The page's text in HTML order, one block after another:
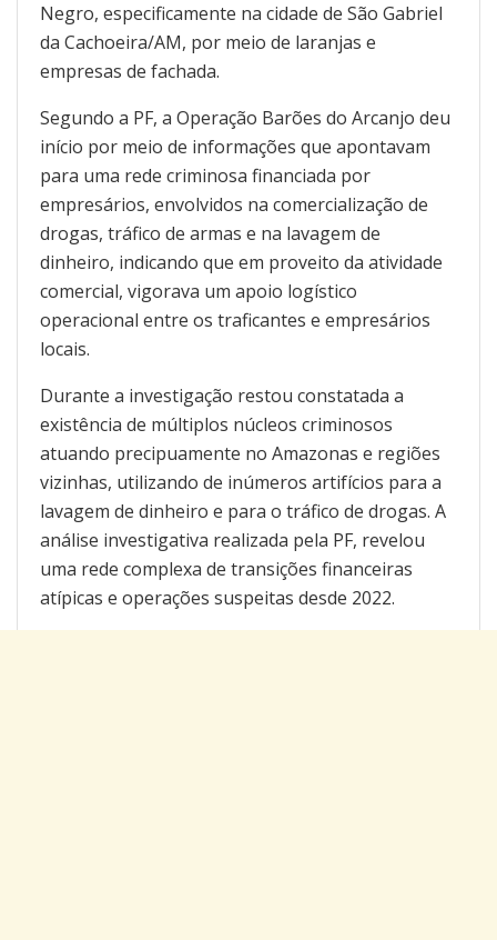
Negro, especificamente na cidade de São Gabriel
da Cachoeira/AM, por meio de laranjas e
empresas de fachada.
Segundo a PF, a Operação Barões do Arcanjo deu
início por meio de informações que apontavam
para uma rede criminosa financiada por
empresários, envolvidos na comercialização de
drogas, tráfico de armas e na lavagem de
dinheiro, indicando que em proveito da atividade
comercial, vigorava um apoio logístico
operacional entre os traficantes e empresários
locais.
Durante a investigação restou constatada a
existência de múltiplos núcleos criminosos
atuando precipuamente no Amazonas e regiões
vizinhas, utilizando de inúmeros artifícios para a
lavagem de dinheiro e para o tráfico de drogas. A
análise investigativa realizada pela PF, revelou
uma rede complexa de transições financeiras
atípicas e operações suspeitas desde 2022.